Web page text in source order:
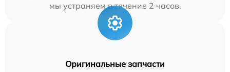
мы устраняем в течение 2 часов.
Оригинальные запчасти